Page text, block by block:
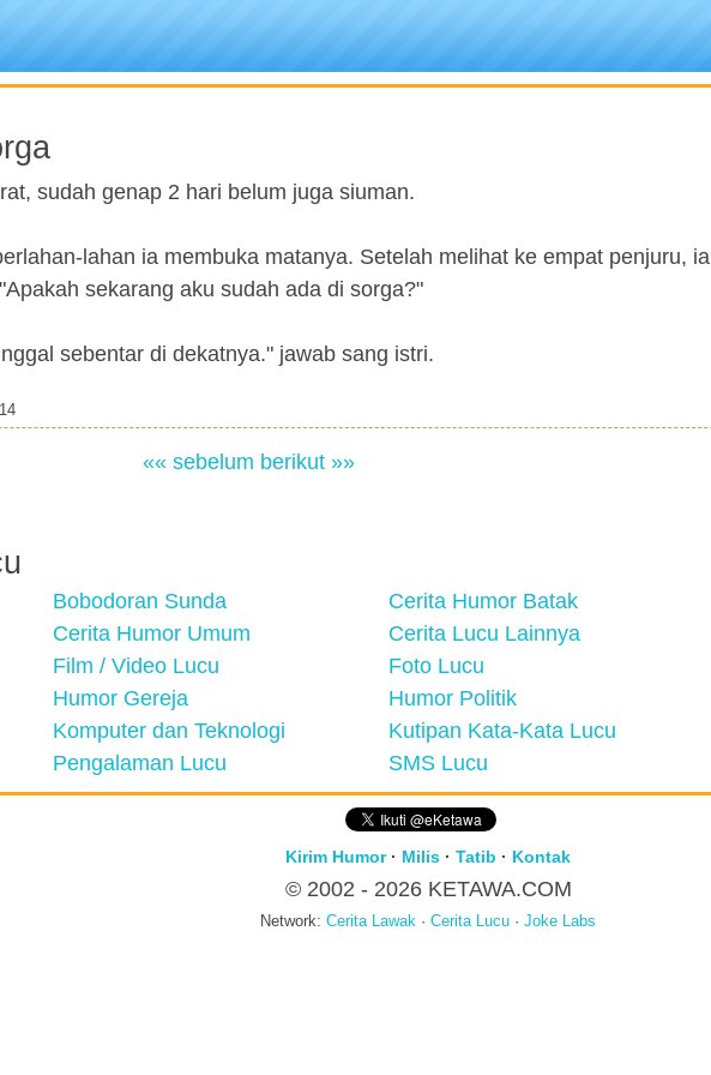
sudah genap 2 hari belum juga siuman.
lahan ia membuka matanya. Setelah melihat ke empat penjuru, ia
sekarang aku sudah ada di sorga?"
sebentar di dekatnya." jawab sang istri.
«« sebelum berikut »»
Bobodoran Sunda Cerita Humor Batak
Cerita Humor Umum Cerita Lucu Lainnya
Film / Video Lucu Foto Lucu
Humor Gereja Humor Politik
Komputer dan Teknologi Kutipan Kata-Kata Lucu
Pengalaman Lucu SMS Lucu
Kirim Humor· Milis · Tatib · Kontak
© 2002 - 2026 KETAWA.COM
Network: Cerita Lawak · Cerita Lucu · Joke Labs